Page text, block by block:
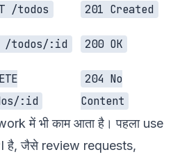
/todos
201 Created
/todos/:id 200 OK
:id
204 No
Content
में भी काम आता है। पहला use
है, जैसे review requests,